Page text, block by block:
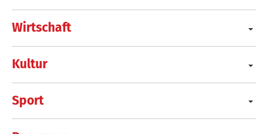
Wirtschaft
Kultur
Sport